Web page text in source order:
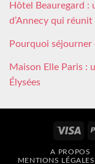
Hôtel Beauregard :
d’Annecy qui
Pourquoi
Maison Elle Paris :
Élysées
Visa
A PROPOS
MENTIONS